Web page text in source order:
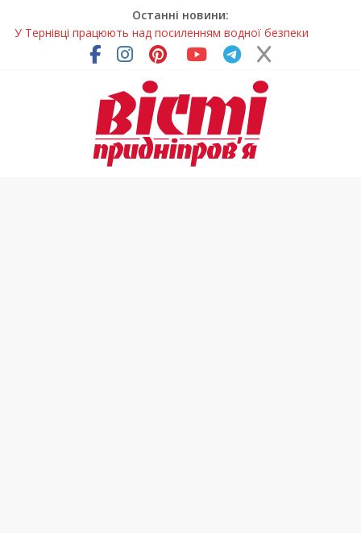
Останні новини:
У Тернівці працюють над посиленням водної безпеки
На Дніпропетровщині різко зросла кількість пожеж в
У Самарі провели незвичайний майстер-клас
Світлові рішення майстрів із Дніпра визнали найкращими в
Засинання після півночі може негативно впливати на